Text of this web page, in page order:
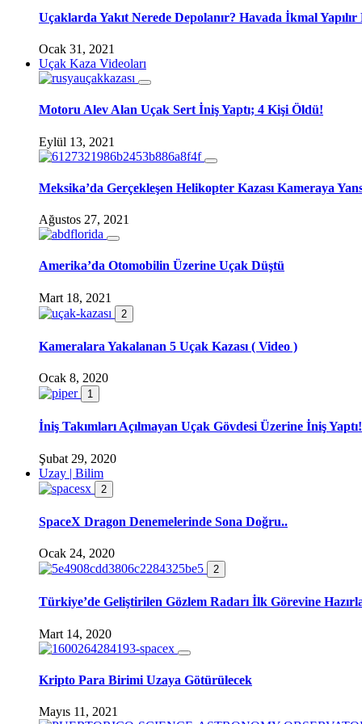
Uçaklarda Yakıt Nerede Depolanır? Havada İkmal Yapılır
Ocak 31, 2021
Uçak Kaza Videoları
Motoru Alev Alan Uçak Sert İniş Yaptı; 4 Kişi Öldü!
Eylül 13, 2021
Meksika’da Gerçekleşen Helikopter Kazası Kameraya
Ağustos 27, 2021
Amerika’da Otomobilin Üzerine Uçak Düştü
Mart 18, 2021
2
Kameralara Yakalanan 5 Uçak Kazası ( Video )
Ocak 8, 2020
1
İniş Takımları Açılmayan Uçak Gövdesi Üzerine İniş Yaptı!
Şubat 29, 2020
Uzay | Bilim
2
SpaceX Dragon Denemelerinde Sona Doğru..
Ocak 24, 2020
2
Türkiye’de Geliştirilen Gözlem Radarı İlk Görevine
Mart 14, 2020
Kripto Para Birimi Uzaya Götürülecek
Mayıs 11, 2021